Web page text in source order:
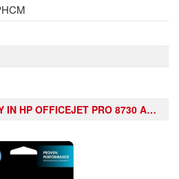
HP OFFICEJET PRO 8730 ALL-IN-ONE PRINTER (D9L20A)